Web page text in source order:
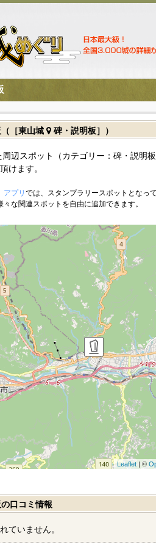
［東山城 碑・説明板］）
辺スポット（カテゴリー：碑・説明
けます。
アプリ では、スタンプラリースポットとなっ
な関連スポットを自由に追加できます。
Leaflet| ©
口コミ情報
ていません。